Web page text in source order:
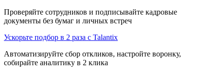
Проверяйте сотрудников и подписывайте кадровые
документы без бумаг и личных встреч
Ускорьте подбор в 2 раза с Talantix
Автоматизируйте сбор откликов, настройте воронку,
собирайте аналитику в 2 клика